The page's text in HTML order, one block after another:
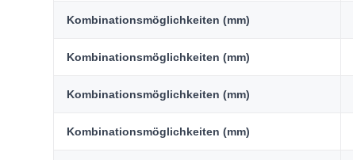
Kombinationsmöglichkeiten (mm)
Kombinationsmöglichkeiten (mm)
Kombinationsmöglichkeiten (mm)
Kombinationsmöglichkeiten (mm)